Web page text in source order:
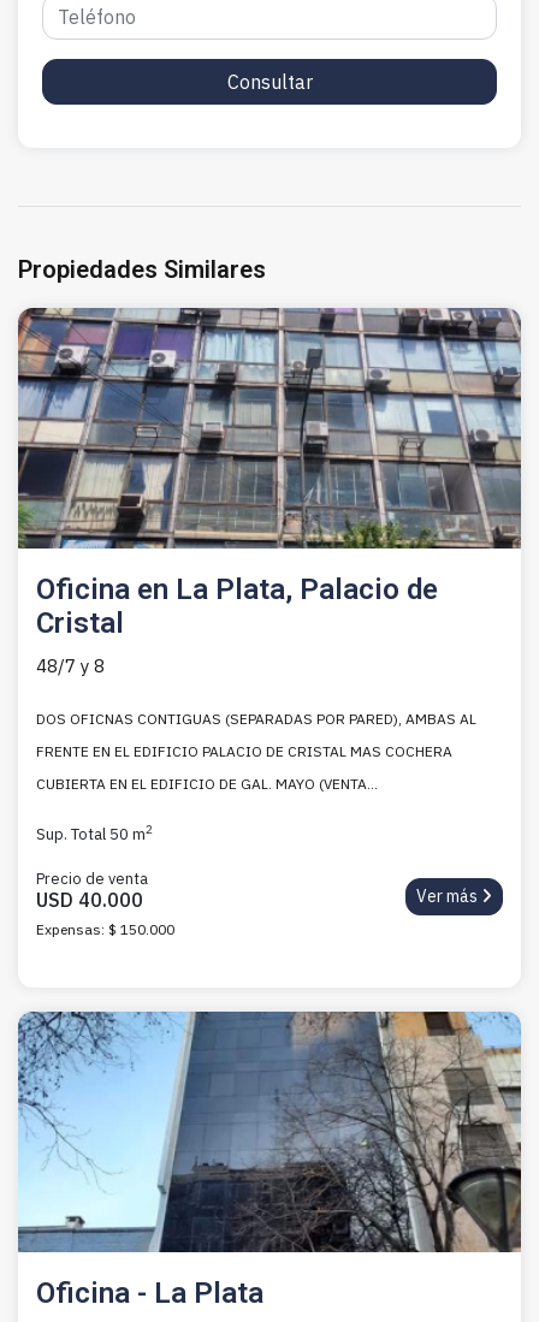
Consultar
Propiedades Similares
Oficina en La Plata, Palacio de
Cristal
48/7 y 8
DOS OFICNAS CONTIGUAS (SEPARADAS POR PARED), AMBAS AL
FRENTE EN EL EDIFICIO PALACIO DE CRISTAL MAS COCHERA
CUBIERTA EN EL EDIFICIO DE GAL. MAYO (VENTA...
Sup. Total 50 m2
Precio de venta
USD 40.000
Expensas: $ 150.000
Ver más
Oficina - La Plata